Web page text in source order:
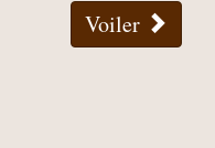
Voiler